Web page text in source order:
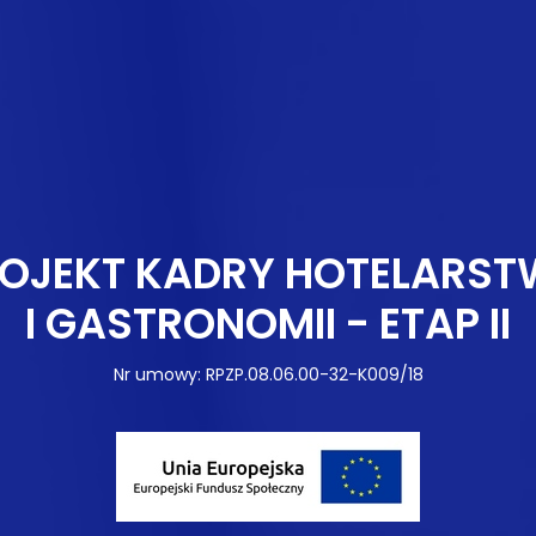
KADRY
I GASTRONOMII - ETAP II
Nr umowy: RPZP.08.06.00-32-K009/18